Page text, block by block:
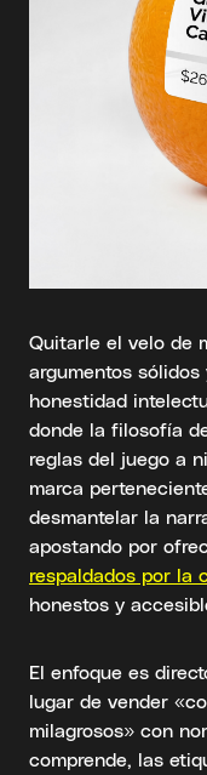
Quitarle el velo de
argumentos
honestidad
donde la filosofía
reglas del juego a
marca
desmantelar la
apostando por
respaldados por la
honestos y
El enfoque es
lugar de vender
milagrosos» con
comprende, las